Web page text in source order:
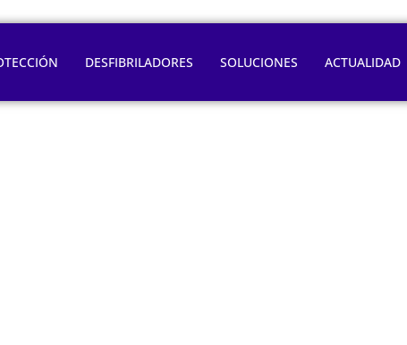
DESFIBRILADORES SOLUCIONES ACTUALIDAD